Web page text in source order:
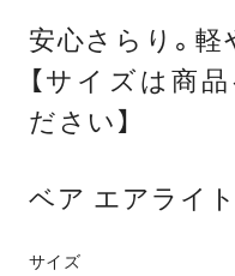
安心さらり。軽
【サイズは商
ださい】
ベア エアライ
サイズ